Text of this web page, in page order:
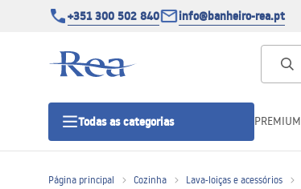
+351 300 502 840 info@banheiro-rea.pt
Todas as categorias PREMIUM
Página principal Cozinha Lava-loiças e acessórios